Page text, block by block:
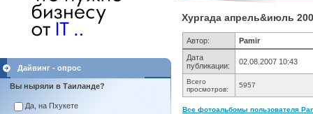
Дайвинг - опрос
Вы ныряли в Таиланде?
Да, на Пхукете
Хургада апрель&июль
Автор:
Pamir
Дата
публикации:
02.08.2007 10:43
Всего
просмотров:
5957
Все фотоальбомы пользователя